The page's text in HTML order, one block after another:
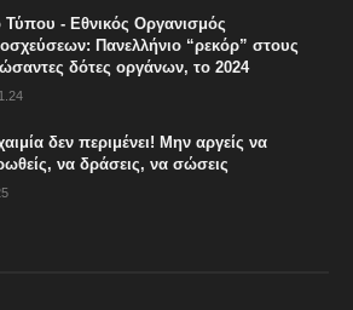
Τύπου - Εθνικός Οργανισμός
Πανελλήνιο “ρεκόρ” στους
δότες οργάνων, το 2024
δεν περιμένει! Μην αργείς να
να δράσεις, να σώσεις